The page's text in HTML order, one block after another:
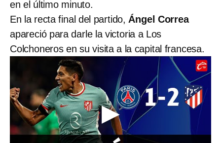
en el último minuto.
En la recta final del partido,Ángel Correa
apareció para darle la victoria a Los
Colchoneros en su visita a la capital francesa.